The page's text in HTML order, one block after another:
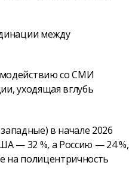
между
со СМИ
уходящая вглубь
в начале 2026
— 32 %, а Россию — 24 %,
на полицентричность